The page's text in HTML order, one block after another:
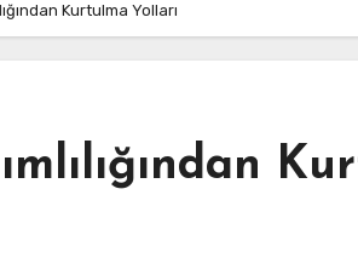
Kurtulma Yolları